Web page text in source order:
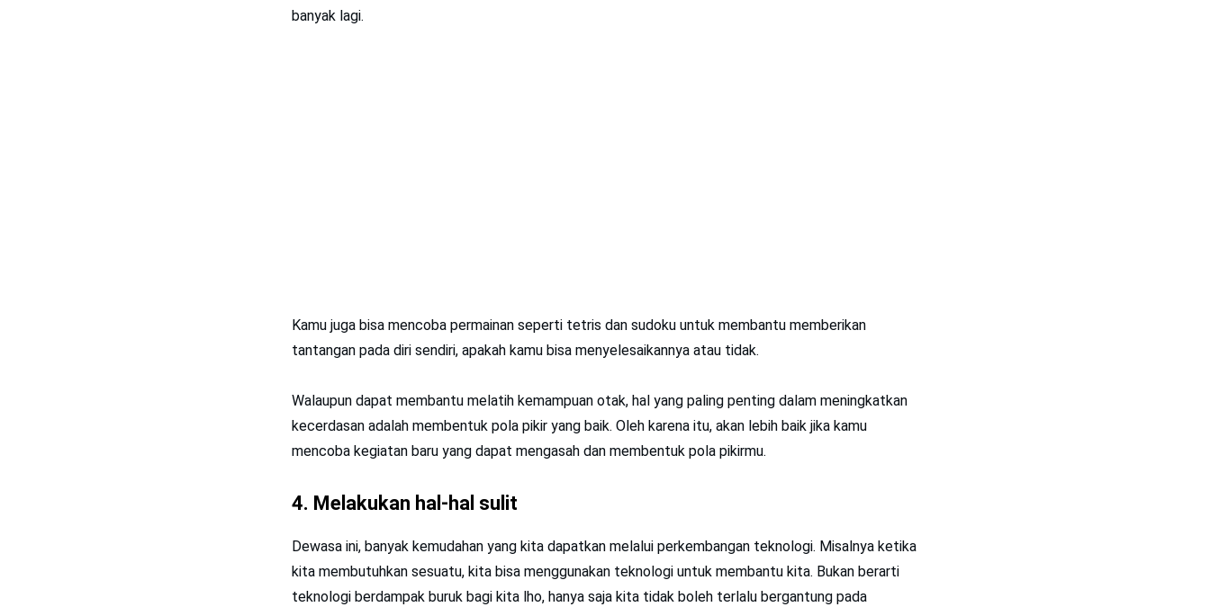
banyak lagi.
Kamu juga bisa mencoba permainan seperti tetris dan sudoku untuk membantu memberikan
tantangan pada diri sendiri, apakah kamu bisa menyelesaikannya atau tidak.
Walaupun dapat membantu melatih kemampuan otak, hal yang paling penting dalam meningkatkan
kecerdasan adalah membentuk pola pikir yang baik. Oleh karena itu, akan lebih baik jika kamu
mencoba kegiatan baru yang dapat mengasah dan membentuk pola pikirmu.
4. Melakukan hal-hal sulit
Dewasa ini, banyak kemudahan yang kita dapatkan melalui perkembangan teknologi. Misalnya ketika
kita membutuhkan sesuatu, kita bisa menggunakan teknologi untuk membantu kita. Bukan berarti
teknologi berdampak buruk bagi kita lho, hanya saja kita tidak boleh terlalu bergantung pada